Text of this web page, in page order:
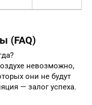
(FAQ)
невозможно,
они не будут
— залог успеха.